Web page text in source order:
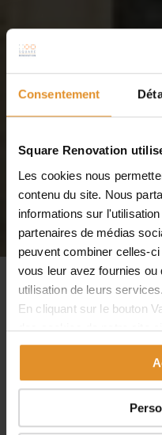
Consentement
Square Renovation
Les cookies nous
contenu du site. Nous
informations sur
partenaires de médias
peuvent combiner celles-
vous leur avez fournies
utilisation de leurs services.
En cliquant sur le bouton
des cookies de notre site
Vous pouvez également
que vous acceptez en
RÉNOVATION
APPARTEMENT
Nous avons mené un
grand appartement
arrondissement. Cet
d’époque